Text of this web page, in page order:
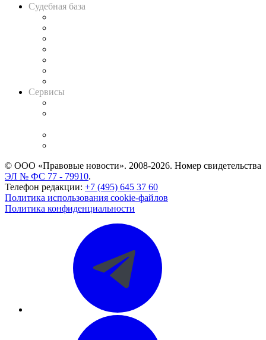
Судебная база
Сервисы
© ООО «Правовые новости». 2008-2026. Номер свидетельства
ЭЛ № ФС 77 - 79910.
Телефон редакции: +7 (495) 645 37 60
Политика использования cookie-файлов
Политика конфиденциальности